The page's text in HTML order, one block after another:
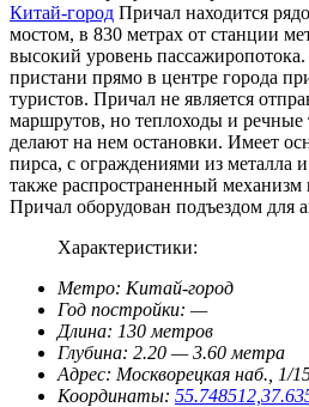
Китай-город Причал находится
мостом, в 830 метрах от станции
высокий уровень
пристани прямо в центре города
туристов. Причал не является
маршрутов, но теплоходы и речные
делают на нем остановки. Имеет
пирса, с ограждениями из металла
также распространенный
Причал оборудован подъездом для
Характеристики:
Метро: Китай-город
Год постройки: —
Длина: 130 метров
Глубина: 2.20 — 3.60 метра
Адрес: Москворецкая наб., 1/
Координаты: